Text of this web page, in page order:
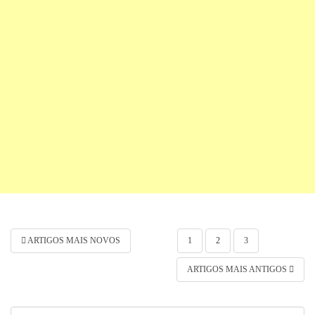
Navegação por posts
ARTIGOS MAIS NOVOS 1 2 3
ARTIGOS MAIS ANTIGOS